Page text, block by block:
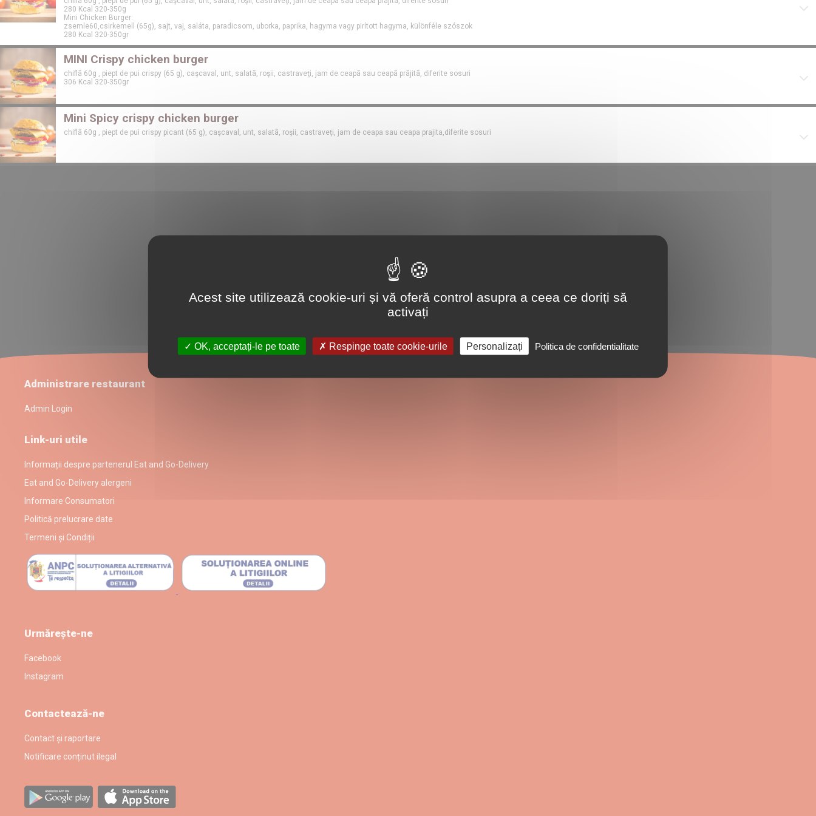
280 Kcal 320-350g
Mini Chicken Burger:
zsemle60,csirkemell (65g), sajt, vaj, saláta, paradicsom, uborka, paprika, hagyma vagy pirított hagyma, különféle szószok
280 Kcal 320-350gr
MINI Crispy chicken burger
chiflã 60g , piept de pui crispy (65 g), caşcaval, unt, salatã, roşii, castraveţi, jam de ceapã sau ceapã prãjitã, diferite sosuri
306 Kcal 320-350gr
Mini Spicy crispy chicken burger
chiflã 60g , piept de pui crispy picant (65 g), caşcaval, unt, salatã, roşii, castraveţi, jam de ceapa sau ceapa prajita,diferite sosuri
Administrare restaurant
Admin Login
Link-uri utile
Informații despre partenerul Eat and Go-Delivery
Eat and Go-Delivery alergeni
Informare Consumatori
Politică prelucrare date
Termeni și Condiții
Urmărește-ne
Facebook
Instagram
Contactează-ne
Contact și raportare
Notificare conținut ilegal
Acest site utilizează cookie-uri și vă oferă control asupra a ceea ce doriți să
activați
OK, acceptați-le pe toate Respinge toate cookie-urile Personalizați Politica de confidentialitate